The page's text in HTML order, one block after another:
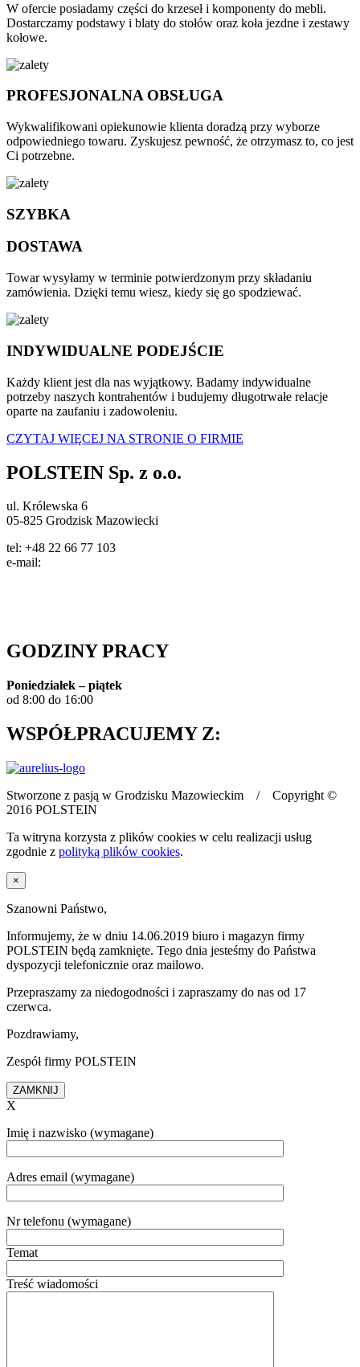
W ofercie posiadamy części do krzeseł i komponenty do mebli.
Dostarczamy podstawy i blaty do stołów oraz koła jezdne i zestawy
kołowe.
PROFESJONALNA OBSŁUGA
Wykwalifikowani opiekunowie klienta doradzą przy wyborze
odpowiedniego towaru. Zyskujesz pewność, że otrzymasz to, co jest
Ci potrzebne.
SZYBKA
DOSTAWA
Towar wysyłamy w terminie potwierdzonym przy składaniu
zamówienia. Dzięki temu wiesz, kiedy się go spodziewać.
INDYWIDUALNE PODEJŚCIE
Każdy klient jest dla nas wyjątkowy. Badamy indywidualne
potrzeby naszych kontrahentów i budujemy długotrwałe relacje
oparte na zaufaniu i zadowoleniu.
CZYTAJ WIĘCEJ NA STRONIE O FIRMIE
POLSTEIN Sp. z o.o.
ul. Królewska 6
05-825 Grodzisk Mazowiecki
tel: +48 22 66 77 103
e-mail:
GODZINY PRACY
Poniedziałek – piątek
od 8:00 do 16:00
WSPÓŁPRACUJEMY Z:
Stworzone z pasją w Grodzisku Mazowieckim / Copyright ©
2016 POLSTEIN
Ta witryna korzysta z plików cookies w celu realizacji usług
zgodnie z polityką plików cookies.
×
Szanowni Państwo,
Informujemy, że w dniu 14.06.2019 biuro i magazyn firmy
POLSTEIN będą zamknięte. Tego dnia jesteśmy do Państwa
dyspozycji telefonicznie oraz mailowo.
Przepraszamy za niedogodności i zapraszamy do nas od 17
czerwca.
Pozdrawiamy,
Zespół firmy POLSTEIN
ZAMKNIJ
X
Imię i nazwisko (wymagane)
Adres email (wymagane)
Nr telefonu (wymagane)
Temat
Treść wiadomości